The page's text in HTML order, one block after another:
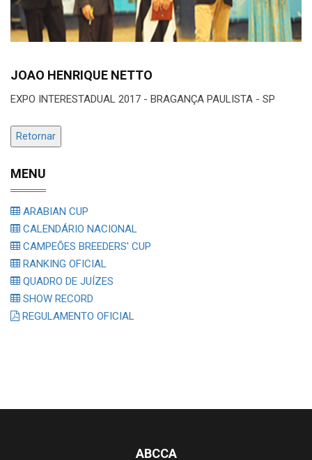
JOAO HENRIQUE NETTO
EXPO INTERESTADUAL 2017 - BRAGANÇA PAULISTA - SP
Retornar
MENU
ARABIAN CUP
CALENDÁRIO NACIONAL
CAMPEÕES BREEDERS' CUP
RANKING OFICIAL
QUADRO DE JUÍZES
SHOW RECORD
REGULAMENTO OFICIAL
ABCCA